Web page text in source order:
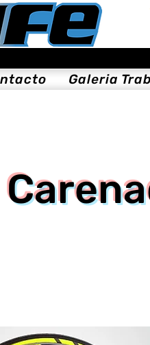
Galeria